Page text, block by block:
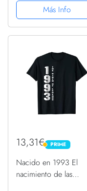
Camiseta Manga Raglan
Más Info
13,31€ PRIME
PRIME
Nacido en 1993 El
nacimiento de las